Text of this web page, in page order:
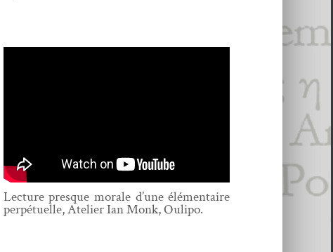
Lec­ture presque morale d’une élé­men­taire
per­pétuelle, Ate­lier Ian Monk, Oulipo.